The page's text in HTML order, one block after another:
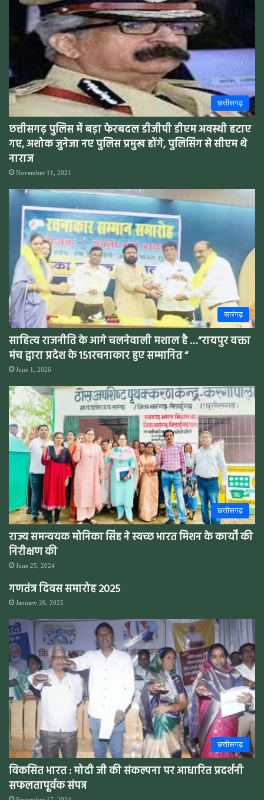
छत्तीसगढ़
छत्तीसगढ़ पुलिस में बड़ा फेरबदल डीजीपी डीएम अवस्थी हटाए
गए, अशोक जुनेजा नए पुलिस प्रमुख होंगे, पुलिसिंग से सीएम थे
नाराज
November 11, 2021
सारंगढ़
साहित्य राजनीति के आगे चलनेवाली मशाल है …”रायपुर वक्ता
मंच द्वारा प्रदेश के 151रचनाकार हुए सम्मानित “
June 1, 2026
छत्तीसगढ़
राज्य समन्वयक मोनिका सिंह ने स्वच्छ भारत मिशन के कार्यों की
निरीक्षण की
June 25, 2024
गणतंत्र दिवस समारोह 2025
January 26, 2025
छत्तीसगढ़
विकसित भारत : मोदी जी की संकल्पना पर आधारित प्रदर्शनी
सफलतापूर्वक संपन्न